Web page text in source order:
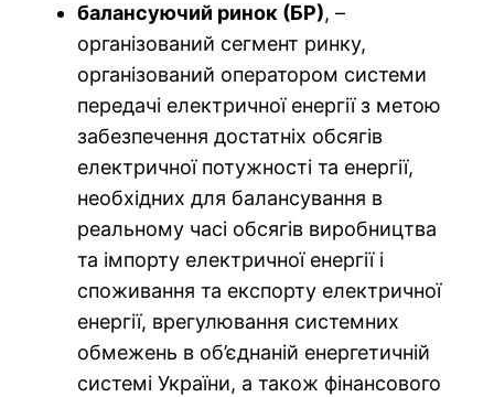
балансуючий ринок (БР), –
організований сегмент ринку,
організований оператором системи
передачі електричної енергії з метою
забезпечення достатніх обсягів
електричної потужності та енергії,
необхідних для балансування в
реальному часі обсягів виробництва
та імпорту електричної енергії і
споживання та експорту електричної
енергії, врегулювання системних
обмежень в об’єднаній енергетичній
системі України, а також фінансового